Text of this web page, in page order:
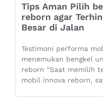
Tips Aman Pilih
reborn agar
Besar di Jalan
Testimoni performa
menemukan bengkel
reborn “Saat memilih
mobil innova reborn,